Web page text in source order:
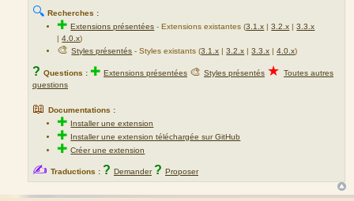
🔍 Recherches :
✚Extensions présentées -Extensions existantes (3.1.x |3.2.x |3.3.x
|4.0.x)
🎨Styles présentés - Styles existants (3.1.x |3.2.x |3.3.x |4.0.x)
? Questions : ✚ Extensions présentées 🎨 Styles présentés ★ Toutes autres
questions
📖 Documentations :
✚ Installer une extension
✚ Installer une extension téléchargée sur GitHub
✚Créer une extension
✍ Traductions : ? Demander ? Proposer